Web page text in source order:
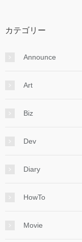
カテゴリー
Announce
Art
Biz
Dev
Diary
HowTo
Movie